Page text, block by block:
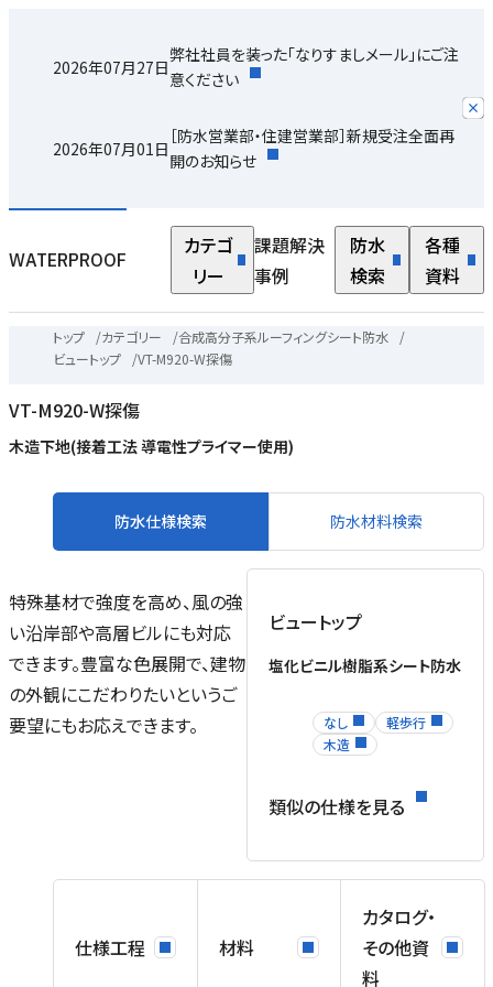
2026年07月27日
弊社社員を装った「なりすましメール」にご注
意ください
2026年07月01日
［防水営業部・住建営業部］新規受注全面再
開のお知らせ
WATERPROOF
カテゴ
リー
課題解決
事例
防水
検索
各種
資料
トップ /カテゴリー /合成高分子系ルーフィングシート防水
/
ビュートップ
/VT-M920-W探傷
VT-M920-W探傷
木造下地(接着工法 導電性プライマー使用)
防水仕様検索 防水材料検索
特殊基材で強度を高め、風の強
い沿岸部や高層ビルにも対応
できます。豊富な色展開で、建物
の外観にこだわりたいというご
要望にもお応えできます。
ビュートップ
塩化ビニル樹脂系シート防水
なし
軽歩行
木造
類似の仕様を見る
仕様工程 材料
カタログ・
その他資
料